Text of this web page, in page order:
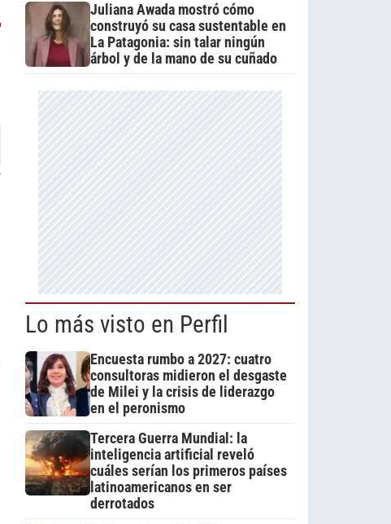
Juliana Awada mostró cómo
construyó su casa sustentable en
La Patagonia: sin talar ningún
árbol y de la mano de su cuñado
Lo más visto en Perfil
Encuesta rumbo a 2027: cuatro
consultoras midieron el desgaste
de Milei y la crisis de liderazgo
en el peronismo
Tercera Guerra Mundial: la
inteligencia artificial reveló
cuáles serían los primeros países
latinoamericanos en ser
derrotados